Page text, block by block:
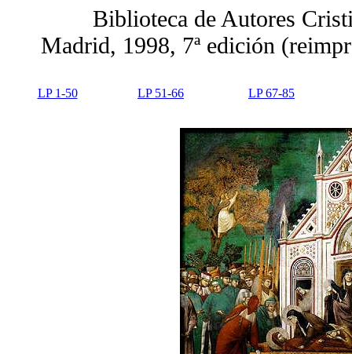
Biblioteca de Autores
Madrid, 1998, 7ª edición
LP 1-50 LP 51-66 LP 67-85